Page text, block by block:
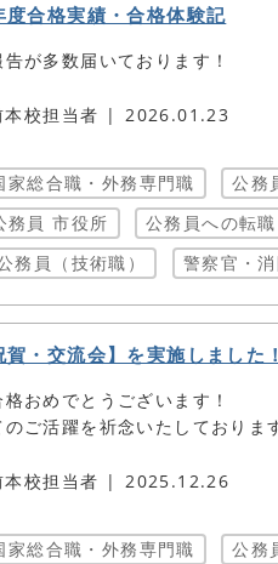
度合格実績・合格体験記
が多数届いております！
校担当者 2026.01.23
家総合職・外務専門職
公務
務員 市役所
公務員への転職
務員（技術職）
警察官・
賀・交流会】を実施しました！
おめでとうございます！
ご活躍を祈念いたしておりま
校担当者 2025.12.26
家総合職・外務専門職
公務